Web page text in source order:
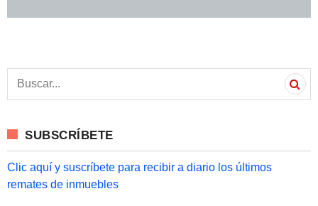
a
h
o
:
SUBSCRÍBETE
Clic aquí y suscríbete para recibir a diario los últimos
remates de inmuebles